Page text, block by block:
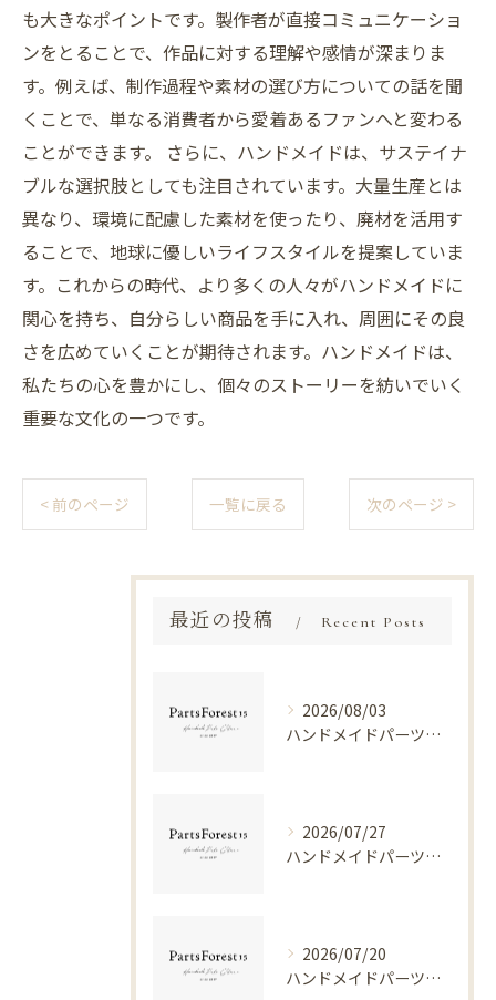
も大きなポイントです。製作者が直接コミュニケーショ
ンをとることで、作品に対する理解や感情が深まりま
す。例えば、制作過程や素材の選び方についての話を聞
くことで、単なる消費者から愛着あるファンへと変わる
ことができます。 さらに、ハンドメイドは、サステイナ
ブルな選択肢としても注目されています。大量生産とは
異なり、環境に配慮した素材を使ったり、廃材を活用す
ることで、地球に優しいライフスタイルを提案していま
す。これからの時代、より多くの人々がハンドメイドに
関心を持ち、自分らしい商品を手に入れ、周囲にその良
さを広めていくことが期待されます。ハンドメイドは、
私たちの心を豊かにし、個々のストーリーを紡いでいく
重要な文化の一つです。
< 前のページ 一覧に戻る 次のページ >
最近の投稿 Recent Posts
2026/08/03
ハンドメイドパーツ供給の選び方と商用利用OKの安心仕入れ先を徹底解説
2026/07/27
ハンドメイドパーツとフレンチ要素を網走市で楽しむための上手な選び方と入手術
2026/07/20
ハンドメイドパーツを再利用して賢く収納と商用活用を実現するコツ